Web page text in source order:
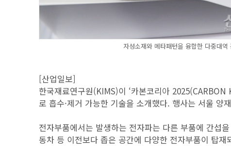
자성소재와 메타패턴을 융합한 다중대
[산업일보]
한국재료연구원(KIMS)이 ‘카본코리아
로 흡수·제거 가능한 기술을 소개했다. 행사는 서울 양
전자부품에서는 발생하는 전자파는 다른 부품에 간섭
동차 등 이전보다 좁은 공간에 다양한 전자부품이 탑